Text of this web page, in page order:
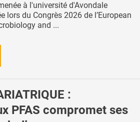
à l'université d'Avondale
lors du Congrès 2026 de l’European
and ...
:
PFAS compromet ses